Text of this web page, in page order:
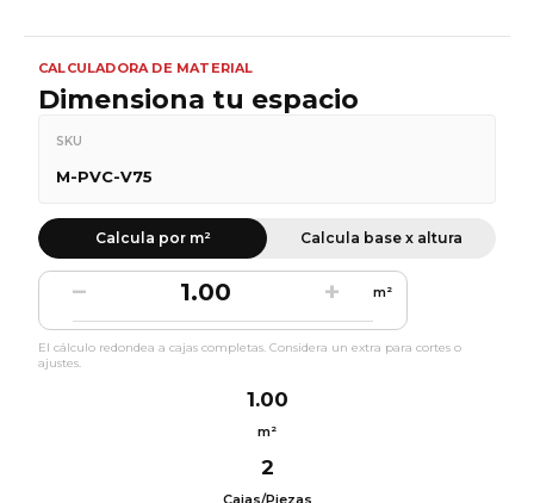
CALCULADORA DE MATERIAL
Dimensiona tu espacio
SKU
M-PVC-V75
Calcula por m² Calcula base x altura
− + m²
El cálculo redondea a cajas completas. Considera un extra para cortes o
ajustes.
1.00
m²
2
Cajas/Piezas